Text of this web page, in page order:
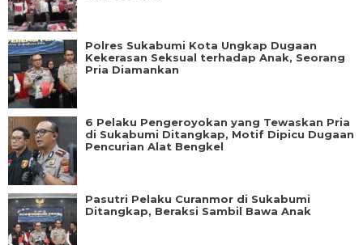
Polres Sukabumi Kota Ungkap Dugaan
Kekerasan Seksual terhadap Anak, Seorang
Pria Diamankan
6 Pelaku Pengeroyokan yang Tewaskan Pria
di Sukabumi Ditangkap, Motif Dipicu Dugaan
Pencurian Alat Bengkel
Pasutri Pelaku Curanmor di Sukabumi
Ditangkap, Beraksi Sambil Bawa Anak